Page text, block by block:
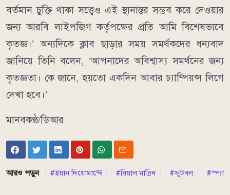
বর্তমান চুক্তি থাকা সত্ত্বেও এই স্থানান্তর সম্ভব করে দেওয়ার
জন্য আরবি লাইপজিগ কর্তৃপক্ষের প্রতি আমি বিশেষভাবে
কৃতজ্ঞ।’ অন্যদিকে ক্লাব ছাড়ার সময় সমর্থকদের ধন্যবাদ
জানিয়ে তিনি বলেন, ‘আপনাদের অবিশ্বাস্য সমর্থনের জন্য
কৃতজ্ঞতা। কে জানে, হয়তো একদিন আবার চ্যাম্পিয়ন্স লিগে
দেখা হবে।’
মানবকণ্ঠ/ডিআর
আরও পড়ুন ইয়ান দিয়োমান্দে রিয়াল মাদ্রিদ ফুটবল